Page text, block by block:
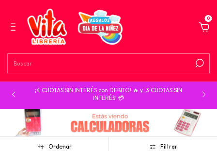
0
¡4 CUOTAS SIN INTERÉS con DEBITO! 🔥 y ¡3 CUOTAS SIN
INTERÉS! 💳
Ordenar Filtrar